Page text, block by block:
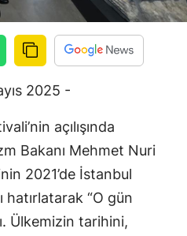
2025 -
açılışında
Bakanı Mehmet Nuri
2021’de İstanbul
hatırlatarak “O gün
Ülkemizin tarihini,